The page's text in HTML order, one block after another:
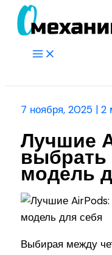
Перейти
Main
7 ноября, 2025 |2
Лучшие
модель
Выбирая между